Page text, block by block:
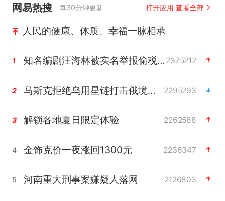
网易热搜 每30分钟更新 打开应用 查看全部
人民的健康、体质、幸福一脉相承
1 知名编剧汪海林被实名举报偷税漏税2375212
2 马斯克拒绝乌用星链打击俄境内目标 2295293
3 解锁各地夏日限定体验 2262588
4 金饰克价一夜涨回1300元 2236347
5 河南重大刑事案嫌疑人落网 2126803